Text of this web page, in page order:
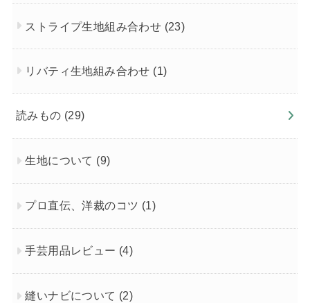
ストライプ生地組み合わせ (23)
リバティ生地組み合わせ (1)
読みもの (29)
生地について (9)
プロ直伝、洋裁のコツ (1)
手芸用品レビュー (4)
縫いナビについて (2)